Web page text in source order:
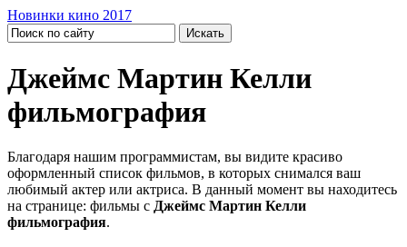
Новинки кино 2017
Джеймс Мартин Келли
фильмография
Благодаря нашим программистам, вы видите красиво
оформленный список фильмов, в которых снимался ваш
любимый актер или актриса. В данный момент вы находитесь
на странице: фильмы с Джеймс Мартин Келли
фильмография.